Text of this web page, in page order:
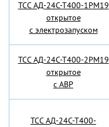
TCC АД-24С-Т400-1РМ19
открытое
с электрозапуском
TCC АД-24С-Т400-2РМ19
открытое
с АВР
TCC АД-24С-Т400-